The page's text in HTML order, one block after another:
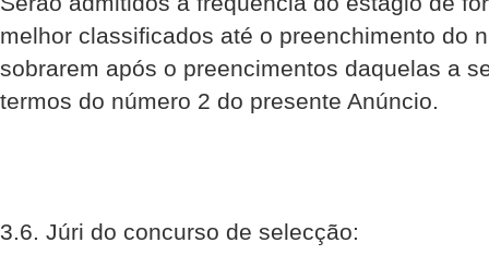
melhor classificados até o preenchimento do
sobrarem após o preencimentos daquelas a
termos do número 2 do presente Anúncio.
3.6. Júri do concurso de selecção: